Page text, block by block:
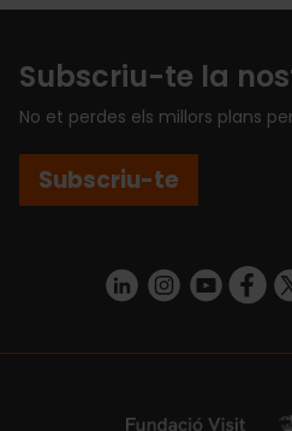
Subscriu-te la
No et perdes els millors plans
Subscriu-te
https://www.linkedin.com/company/turismo-valencia/
https://https://